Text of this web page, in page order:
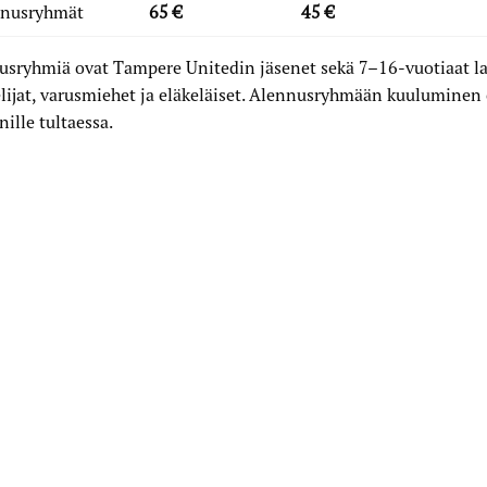
65 € 45 €
ovat Tampere Unitedin jäsenet sekä 7–16-vuotiaat
varusmiehet ja eläkeläiset. Alennusryhmään
tultaessa.